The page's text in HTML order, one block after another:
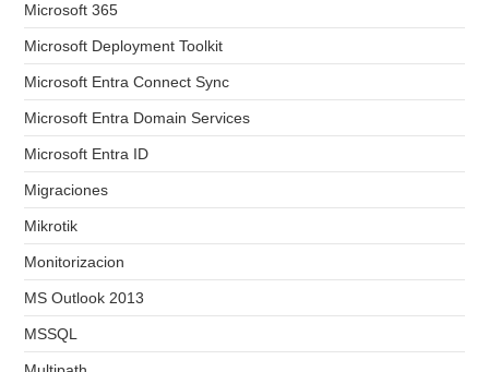
Microsoft 365
Microsoft Deployment Toolkit
Microsoft Entra Connect Sync
Microsoft Entra Domain Services
Microsoft Entra ID
Migraciones
Mikrotik
Monitorizacion
MS Outlook 2013
MSSQL